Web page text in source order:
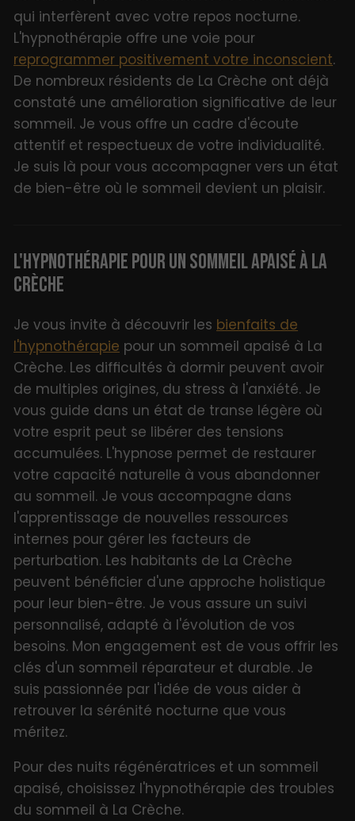
qui interfèrent avec votre repos nocturne.
L'hypnothérapie offre une voie pour
reprogrammer positivement votre inconscient.
De nombreux résidents de La Crèche ont déjà
constaté une amélioration significative de leur
sommeil. Je vous offre un cadre d'écoute
attentif et respectueux de votre individualité.
Je suis là pour vous accompagner vers un état
de bien-être où le sommeil devient un plaisir.
L'HYPNOTHÉRAPIE POUR UN SOMMEIL APAISÉ À LA
CRÈCHE
Je vous invite à découvrir les bienfaits de
l'hypnothérapie pour un sommeil apaisé à La
Crèche. Les difficultés à dormir peuvent avoir
de multiples origines, du stress à l'anxiété. Je
vous guide dans un état de transe légère où
votre esprit peut se libérer des tensions
accumulées. L'hypnose permet de restaurer
votre capacité naturelle à vous abandonner
au sommeil. Je vous accompagne dans
l'apprentissage de nouvelles ressources
internes pour gérer les facteurs de
perturbation. Les habitants de La Crèche
peuvent bénéficier d'une approche holistique
pour leur bien-être. Je vous assure un suivi
personnalisé, adapté à l'évolution de vos
besoins. Mon engagement est de vous offrir les
clés d'un sommeil réparateur et durable. Je
suis passionnée par l'idée de vous aider à
retrouver la sérénité nocturne que vous
méritez.
Pour des nuits régénératrices et un sommeil
apaisé, choisissez l'hypnothérapie des troubles
du sommeil à La Crèche.